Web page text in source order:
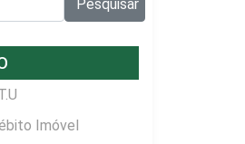
Pesquisar
Imóvel